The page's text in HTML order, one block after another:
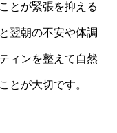
とが緊張を抑える
翌朝の不安や体調
ィンを整えて自然
とが大切です。